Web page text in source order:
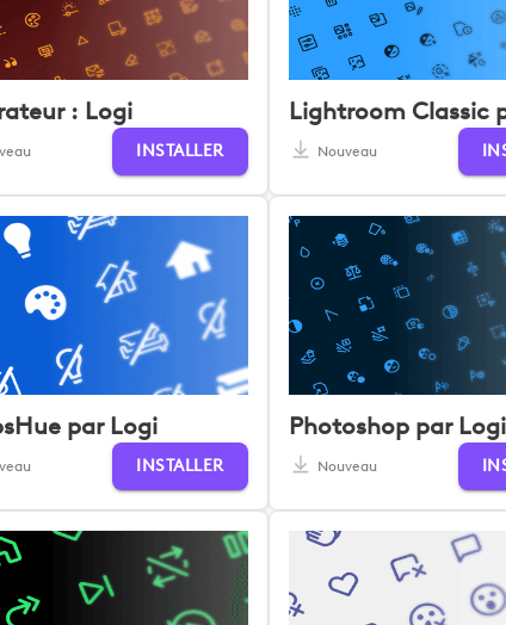
: Logi
INSTALLER
Lightroom Classic
Nouveau
par Logi
INSTALLER
Photoshop par Logi
Nouveau